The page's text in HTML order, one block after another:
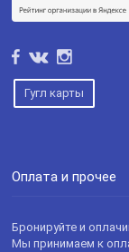
Гугл карты
Оплата и прочее
Бронируйте и
Мы принимаем к